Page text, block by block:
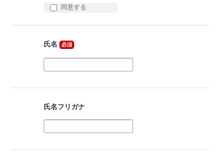
ざいます。
同意する
氏名 必須
氏名フリガナ